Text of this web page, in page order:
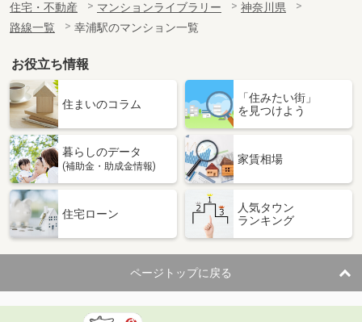
住宅・不動産 マンションライブラリー
神奈川県
路線一覧
幸浦駅のマンション一覧
お役立ち情報
住まいのコラム
「住みたい街」
を見つけよう
暮らしのデータ
(補助金・助成金情報)
家賃相場
住宅ローン
人気タウン
ランキング
ページトップに戻る